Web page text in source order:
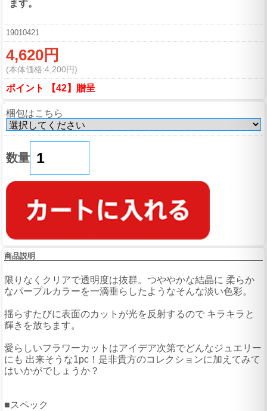
ます。
19010421
4,620円
(本体価格:4,200円)
ポイント 【42】贈呈
梱包はこちら
数量
商品説明
限りなくクリアで透明度は抜群。つややかな結晶に 柔らか
なパープルカラーを一滴垂らしたようなそんな淡い色彩。
揺らすたびに表面のカットが光を反射するので キラキラと
輝きを放ちます。
愛らしいフラワーカットはアイデア次第でどんなジュエリー
にも 出来そうな1pc！是非貴方のコレクションに加えてみて
はいかがでしょうか？
■スペック